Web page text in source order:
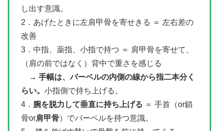
し出す意識。
2．あげたときに左肩甲骨を寄せきる ＝ 左右差の
改善
3．中指、薬指、小指で持つ ＝ 肩甲骨を寄せて、
（肩の前ではなく）背中で重さを感じる
→ 手幅は、バーベルの内側の線から指二本分く
らい。 小指側で持ち上げる。
4． 腕を脱力して垂直に持ち上げる ＝ 手首（or鎖
骨or肩甲骨）でバーベルを持つ意識。